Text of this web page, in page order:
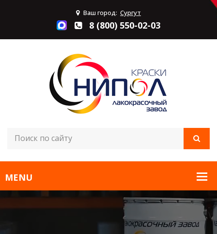
Ваш город: Сургут
8 (800) 550-02-03